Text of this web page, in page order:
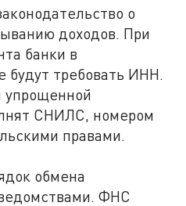
о
доходов. При
банки в
будут требовать ИНН.
упрощенной
СНИЛС, номером
правами.
обмена
ФНС